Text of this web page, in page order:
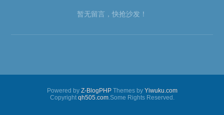
暂无留言，快抢沙发！
Powered by Z-BlogPHPThemes by Yiwuku.com
Copyright qh505.com.Some Rights Reserved.